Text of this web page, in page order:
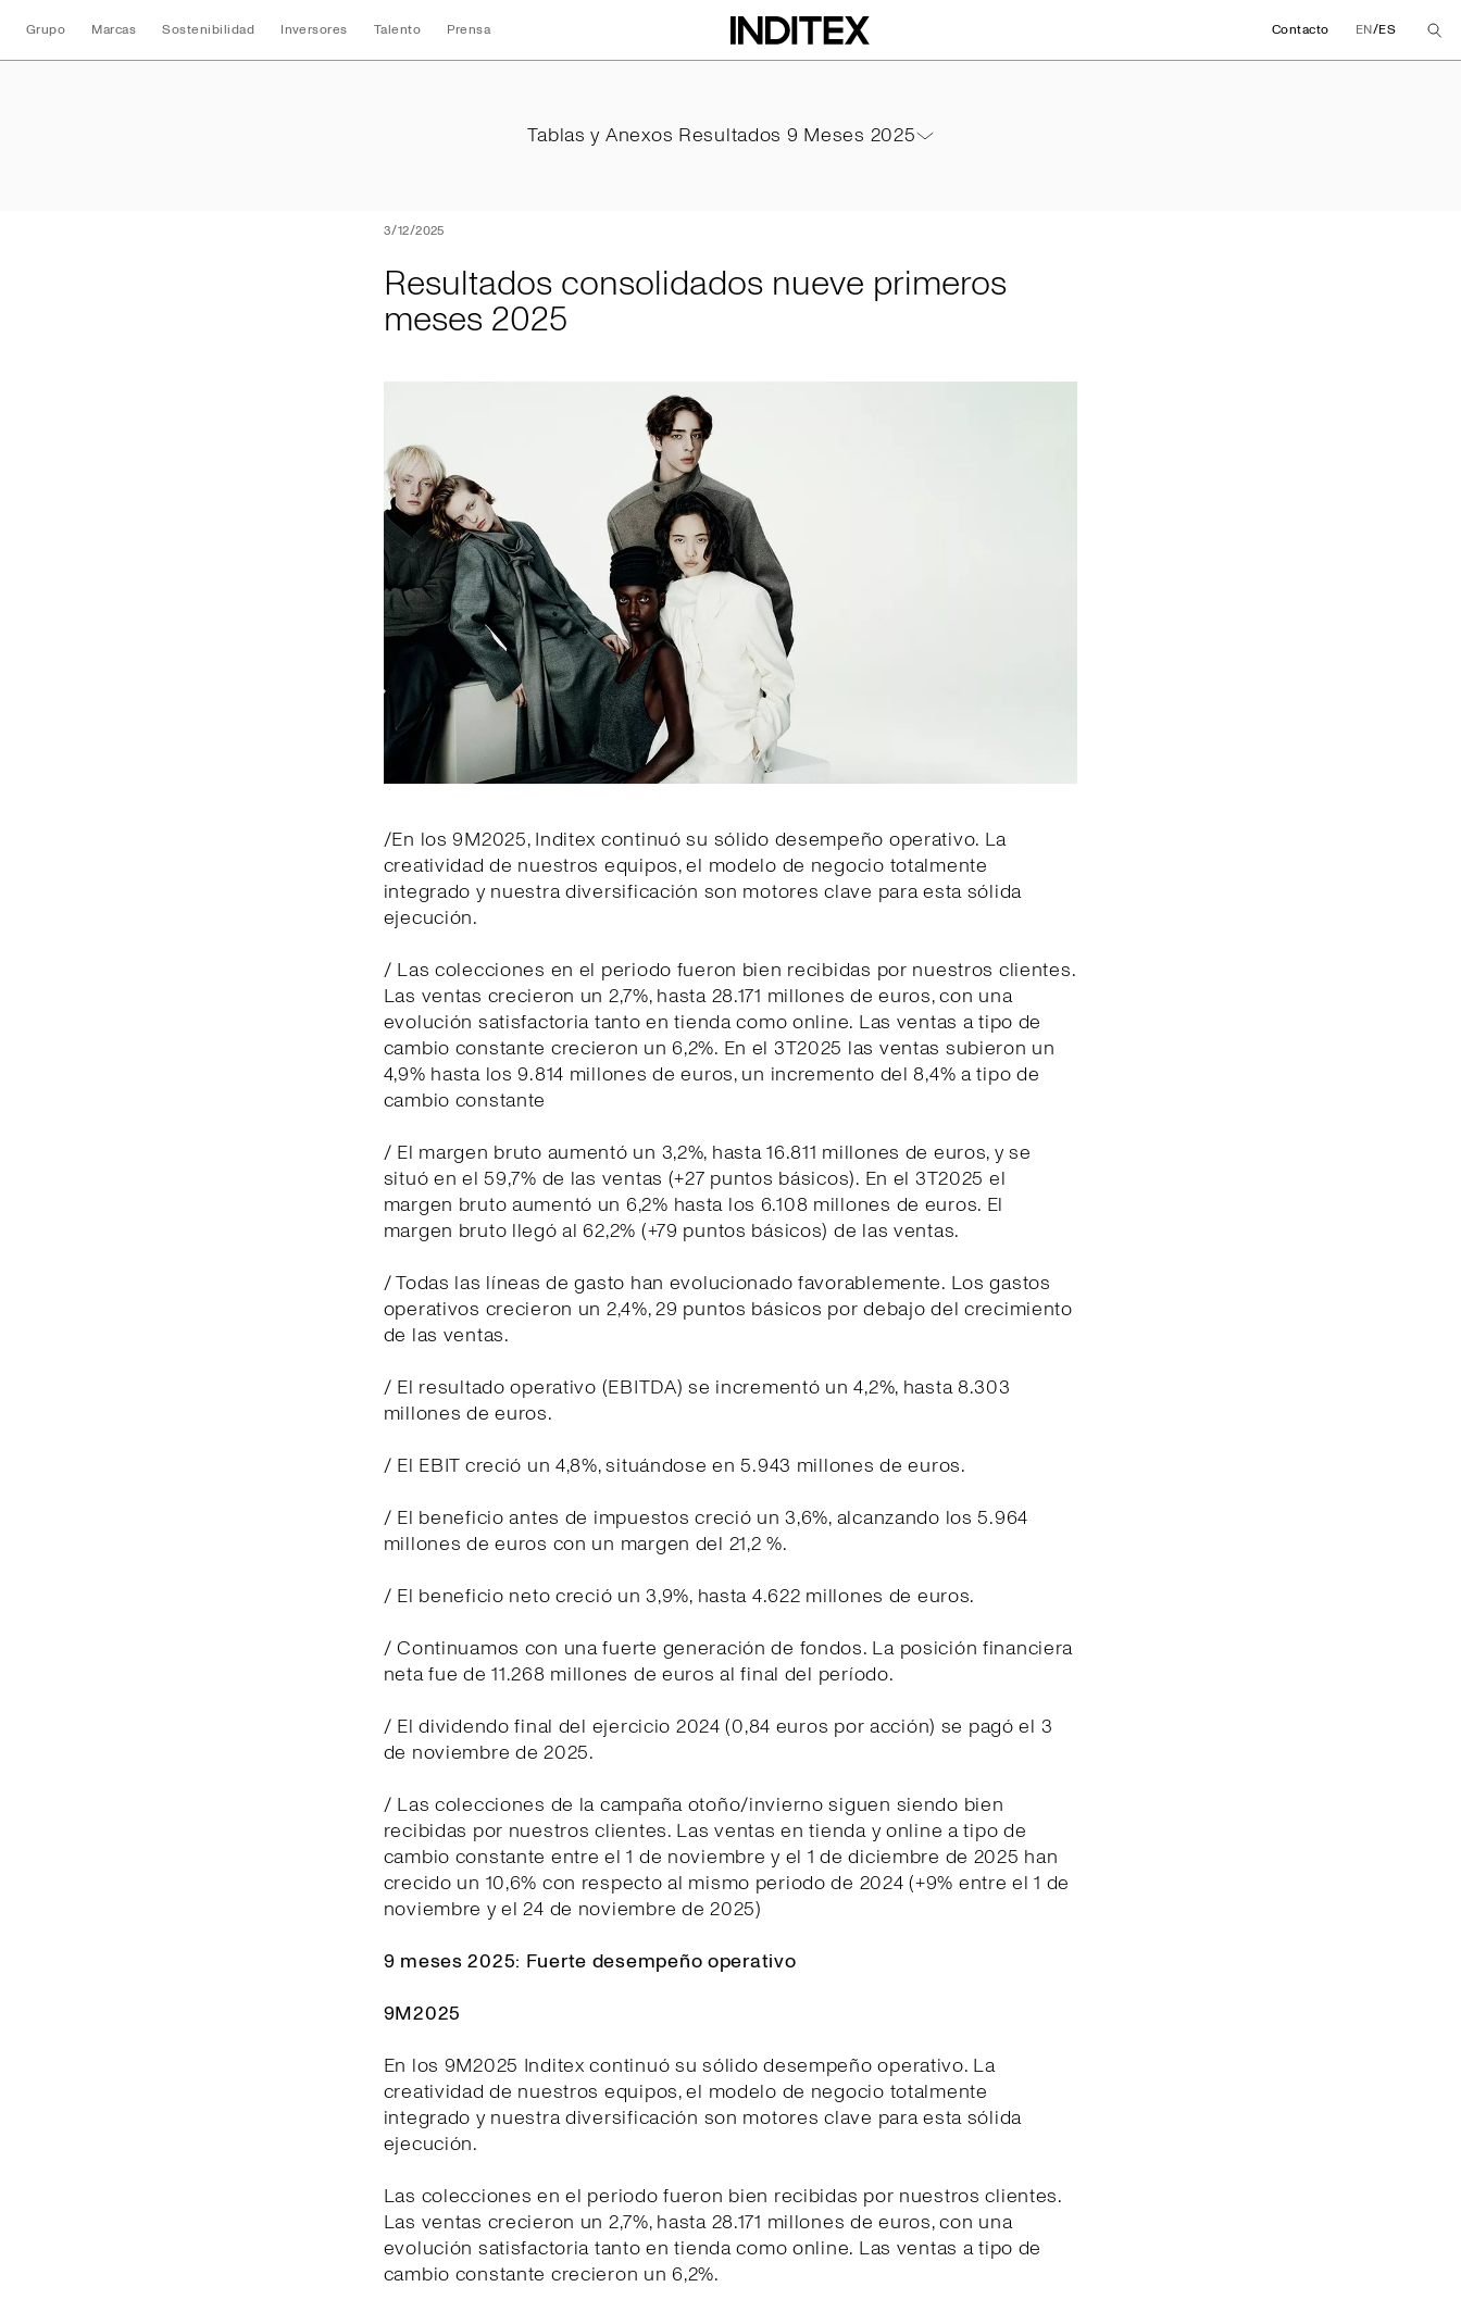
Grupo Marcas Sostenibilidad Inversores Talento Prensa Contacto EN/ES
3/12/2025
Resultados consolidados nueve primeros
meses 2025
/En los 9M2025, Inditex continuó su sólido desempeño operativo. La
creatividad de nuestros equipos, el modelo de negocio totalmente
integrado y nuestra diversificación son motores clave para esta sólida
ejecución.
/ Las colecciones en el periodo fueron bien recibidas por nuestros clientes.
Las ventas crecieron un 2,7%, hasta 28.171 millones de euros, con una
evolución satisfactoria tanto en tienda como online. Las ventas a tipo de
cambio constante crecieron un 6,2%. En el 3T2025 las ventas subieron un
4,9% hasta los 9.814 millones de euros, un incremento del 8,4% a tipo de
cambio constante
/ El margen bruto aumentó un 3,2%, hasta 16.811 millones de euros, y se
situó en el 59,7% de las ventas (+27 puntos básicos). En el 3T2025 el
margen bruto aumentó un 6,2% hasta los 6.108 millones de euros. El
margen bruto llegó al 62,2% (+79 puntos básicos) de las ventas.
/ Todas las líneas de gasto han evolucionado favorablemente. Los gastos
operativos crecieron un 2,4%, 29 puntos básicos por debajo del crecimiento
de las ventas.
/ El resultado operativo (EBITDA) se incrementó un 4,2%, hasta 8.303
millones de euros.
/ El EBIT creció un 4,8%, situándose en 5.943 millones de euros.
/ El beneficio antes de impuestos creció un 3,6%, alcanzando los 5.964
millones de euros con un margen del 21,2 %.
/ El beneficio neto creció un 3,9%, hasta 4.622 millones de euros.
/ Continuamos con una fuerte generación de fondos. La posición financiera
neta fue de 11.268 millones de euros al final del período.
/ El dividendo final del ejercicio 2024 (0,84 euros por acción) se pagó el 3
de noviembre de 2025.
/ Las colecciones de la campaña otoño/invierno siguen siendo bien
recibidas por nuestros clientes. Las ventas en tienda y online a tipo de
cambio constante entre el 1 de noviembre y el 1 de diciembre de 2025 han
crecido un 10,6% con respecto al mismo periodo de 2024 (+9% entre el 1 de
noviembre y el 24 de noviembre de 2025)
9 meses 2025: Fuerte desempeño operativo
9M2025
En los 9M2025 Inditex continuó su sólido desempeño operativo. La
creatividad de nuestros equipos, el modelo de negocio totalmente
integrado y nuestra diversificación son motores clave para esta sólida
ejecución.
Las colecciones en el periodo fueron bien recibidas por nuestros clientes.
Las ventas crecieron un 2,7%, hasta 28.171 millones de euros, con una
evolución satisfactoria tanto en tienda como online. Las ventas a tipo de
cambio constante crecieron un 6,2%.
Tablas y Anexos Resultados 9 Meses 2025